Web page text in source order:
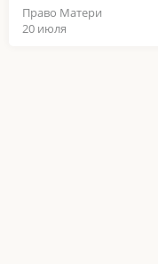
Право Матери
20 июля